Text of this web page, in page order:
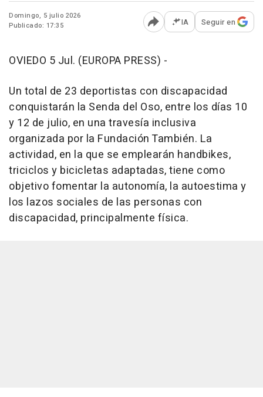
Domingo, 5 julio 2026
Publicado: 17:35
Abrir opciones para
IA Seguir en
OVIEDO 5 Jul. (EUROPA PRESS) -
Un total de 23 deportistas con discapacidad
conquistarán la Senda del Oso, entre los días 10
y 12 de julio, en una travesía inclusiva
organizada por la Fundación También. La
actividad, en la que se emplearán handbikes,
triciclos y bicicletas adaptadas, tiene como
objetivo fomentar la autonomía, la autoestima y
los lazos sociales de las personas con
discapacidad, principalmente física.